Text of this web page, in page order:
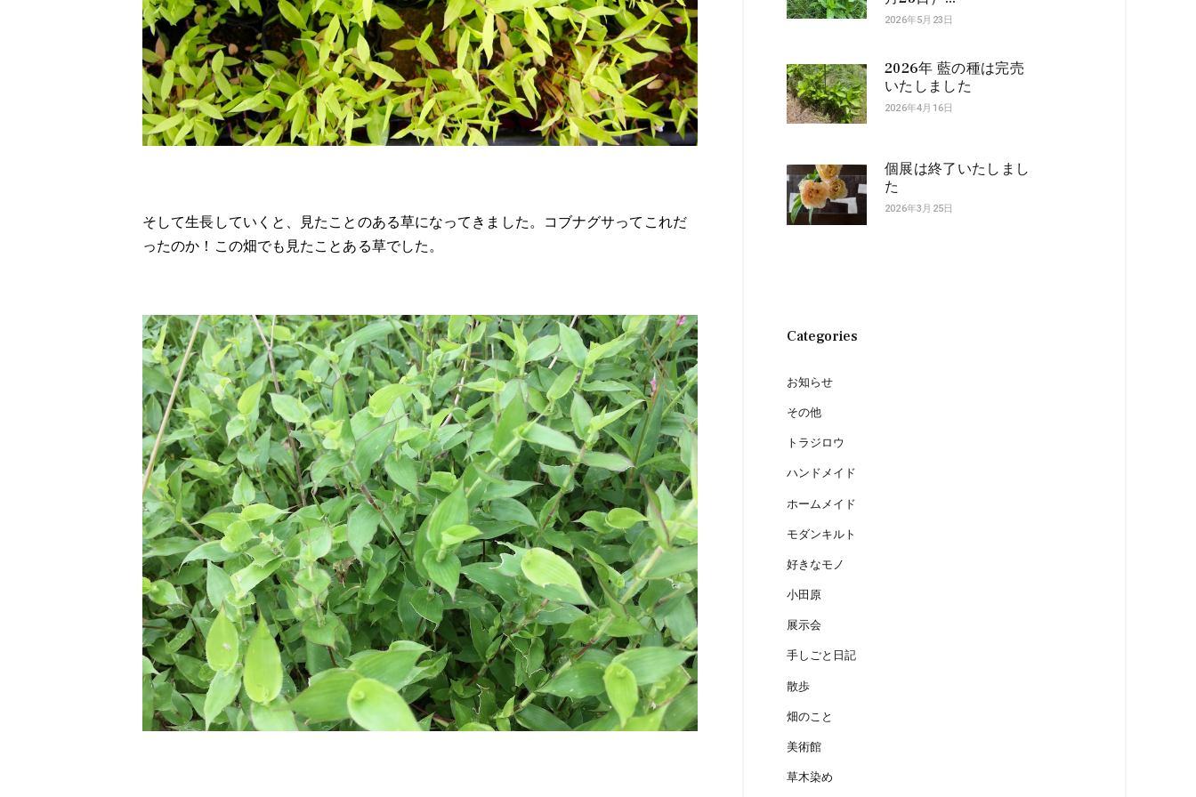
そして生長していくと、見たことのある草になってきました。コブナグサってこれだ
ったのか！この畑でも見たことある草でした。
2026年5月23日
2026年 藍の種は完売
いたしました
2026年4月16日
個展は終了いたしまし
た
2026年3月25日
Categories
お知らせ
その他
トラジロウ
ハンドメイド
ホームメイド
モダンキルト
好きなモノ
小田原
展示会
手しごと日記
散歩
畑のこと
美術館
草木染め